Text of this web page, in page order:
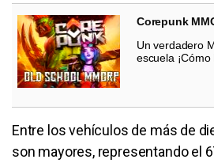
Corepunk
Un verdadero
escuela
Entre los vehículos de más de
son mayores, representando el